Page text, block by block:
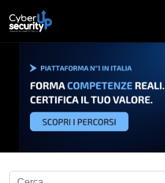
Cerca nel blog...